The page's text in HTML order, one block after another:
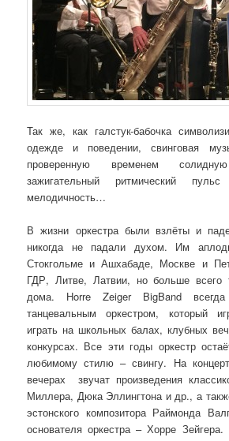
Так же, как галстук-бабочка
одежде и поведении, свинговая
проверенную временем
зажигательный ритмический
мелодичность…
В жизни оркестра были взлёты и
никогда не падали духом. Им
Стокгольме и Ашхабаде, Москве и
ГДР, Литве, Латвии, но больше всего
дома. Horre Zeiger BigBand
танцевальным оркестром, который
играть на школьных балах, клубных
конкурсах. Все эти годы оркестр
любимому стилю – свингу. На
вечерах звучат произведения
Миллера, Дюка Эллингтона и др., а
эстонского композитора Раймонда
основателя оркестра – Хорре Зейгера.